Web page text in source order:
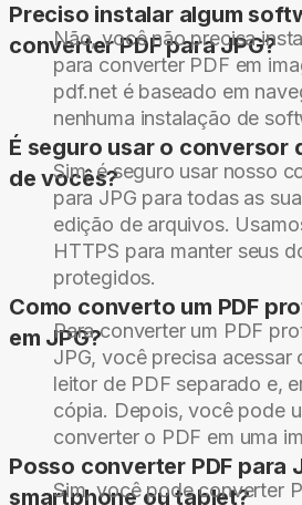
Preciso instalar algum
converter PDF para JPG?
Não, você não precisa
para converter PDF em
pdf.net é baseado em
nenhuma instalação de
É seguro usar o conversor
de vocês?
Sim, é seguro usar nosso
para JPG para todas as
edição de arquivos.
HTTPS para manter seus
protegidos.
Como converto um PDF
em JPG?Para converter um PDF
JPG, você precisa acessar
leitor de PDF separado e,
cópia. Depois, você pode
converter o PDF em uma
Posso converter PDF para
smartphone ou tablet?
Sim, você pode converter